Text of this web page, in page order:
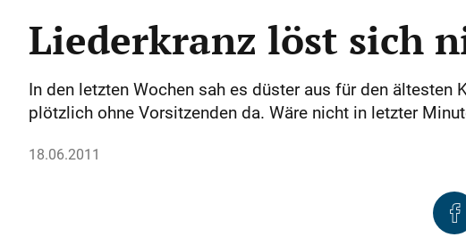
Liederkranz löst sich
In den letzten Wochen sah es düster aus für den ältesten
plötzlich ohne Vorsitzenden da. Wäre nicht in letzter
18.06.2011